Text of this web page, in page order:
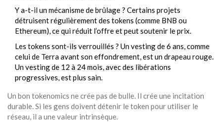
Y a-t-il un mécanisme de brûlage ? Certains projets
détruisent régulièrement des tokens (comme BNB ou
Ethereum), ce qui réduit l’offre et peut soutenir le prix.
Les tokens sont-ils verrouillés ? Un vesting de 6 ans, comme
celui de Terra avant son effondrement, est un drapeau rouge.
Un vesting de 12 à 24 mois, avec des libérations
progressives, est plus sain.
Un bon tokenomics ne crée pas de bulle. Il crée une incitation
durable. Si les gens doivent détenir le token pour utiliser le
réseau, il a une valeur intrinsèque.